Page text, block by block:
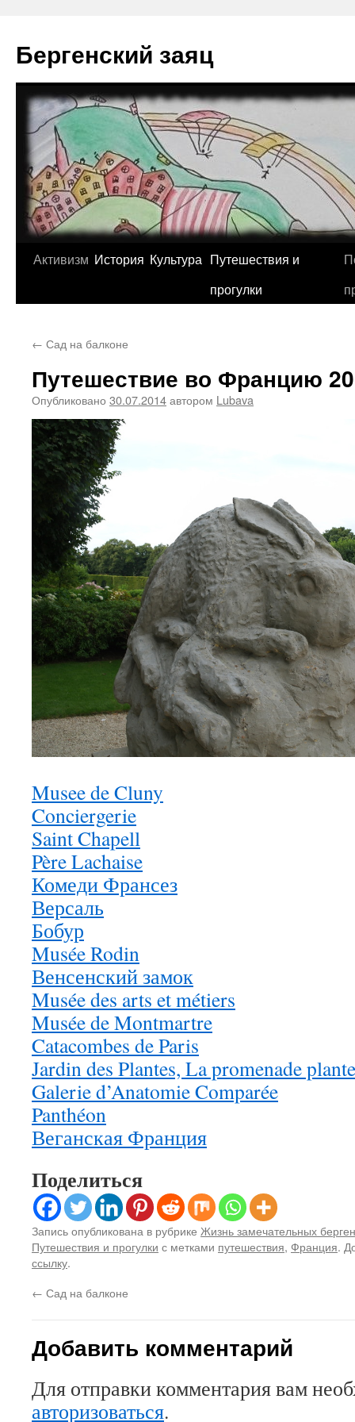
содержимому
Бергенский заяц
Активизм История Культура Путешествия и
прогулки
← Сад на балконе
Путешествие во Францию
Опубликовано 30.07.2014автором Lubava
Musee de Cluny
Conciergerie
Saint Chapell
Père Lachaise
Комеди Франсез
Версаль
Бобур
Musée Rodin
Венсенский замок
Musée des arts et métiers
Musée de Montmartre
Catacombes de Paris
Jardin des Plantes, La promenade
Galerie d’Anatomie Comparée
Panthéon
Веганская Франция
Поделиться
Запись опубликована в рубрике Жизнь замечательных
Путешествия и прогулки с метками путешествия, Франция.
ссылку.
← Сад на балконе
Добавить комментарий
Для отправки комментария вам
авторизоваться.